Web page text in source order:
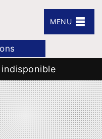
MENU
indisponible